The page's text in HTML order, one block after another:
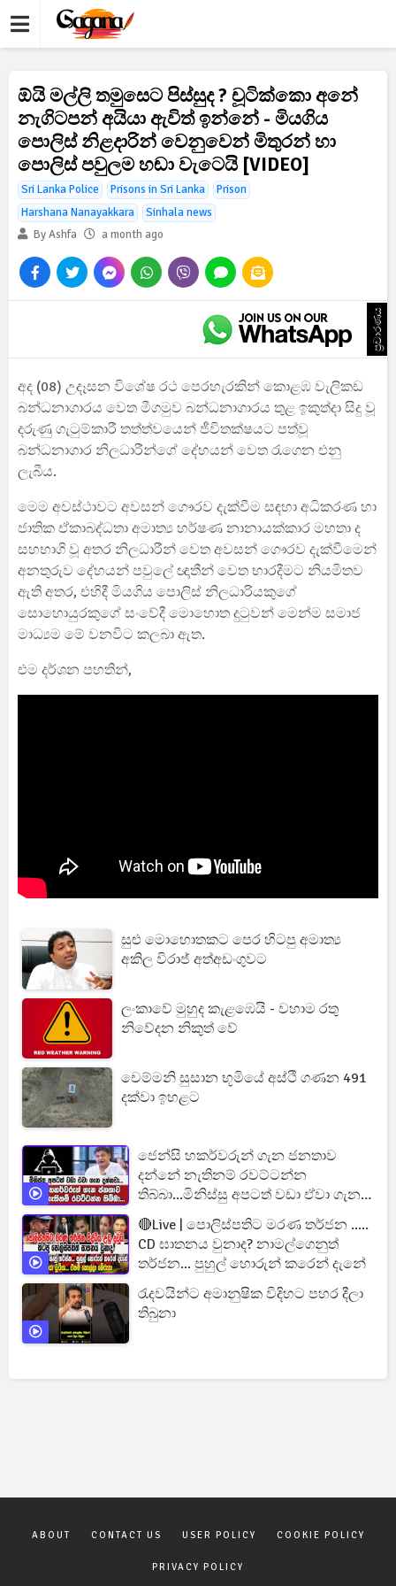
ඕයි මල්ලි තමුසෙට පිස්සුද ? චූටික්කො අනේ
නැගිටපන් අයියා ඇවිත් ඉන්නේ - මියගිය
පොලිස් නිළදාරින් වෙනුවෙන් මිතුරන් හා
පොලිස් පවුලම හඬා වැටෙයි [VIDEO]
Sri Lanka Police Prisons in Sri Lanka
Prison
Harshana Nanayakkara
Sinhala news
By Ashfa
a month ago
ප්‍රචාරණය
අද (08) උදෑසන විශේෂ රථ පෙරහැරකින් කොළඹ වැලිකඩ
බන්ධනාගාරය වෙත මීගමුව බන්ධනාගාරය තුළ ඉකුත්දා සිදු වූ
දරුණු ගැටුම්කාරී තත්ත්වයෙන් ජීවිතක්ෂයට පත්වූ
බන්ධනාගාර නිලධාරීන්ගේ දේහයන් වෙත රැගෙන එනු
ලැබීය.
මෙම අවස්ථාවට අවසන් ගෞරව දැක්වීම සඳහා අධිකරණ හා
ජාතික ඒකාබද්ධතා අමාත්‍ය හර්ෂණ නානායක්කාර මහතා ද
සහභාගි වූ අතර නිලධාරීන් වෙත අවසන් ගෞරව දැක්වීමෙන්
අනතුරුව දේහයන් පවුලේ ඥාතීන් වෙත භාරදීමට නියමිතව
ඇති අතර, එහිදී මියගිය පොලිස් නිලධාරියකුගේ
සොහොයුරකුගේ සංවේදී මොහොත දුටුවන් මෙන්ම සමාජ
මාධ්‍යම මේ වනවිට කලබා ඇත.
එම දර්ශන පහතින්,
සුළු මොහොතකට පෙර හිටපු අමාත්‍ය
අකිල විරාජ් අත්අඩංගුවට
ලංකාවේ මුහුද කැළඹෙයි - වහාම රතු
නිවේදන නිකුත් වේ
චෙම්මනි සුසාන භූමියේ අස්ථි ගණන 491
දක්වා ඉහළට
ජෙන්සි හකර්වරුන් ගැන ජනතාව
දන්නේ නැතිනම් රවට්ටන්න
තිබ්බා...මිනිස්සු අපටත් වඩා ඒවා ගැන
දන්නවා...
🔴Live | පොලිස්පතිට මරණ තර්ජන .....
CD ඝාතනය වුනාද? නාමල්ගෙනුත්
තර්ජන... පුහුල් හොරුන් කරෙන් දැනේ
රැදවයින්ට අමානුෂික විදිහට පහර දීලා
තිබුනා
ABOUT CONTACT US USER POLICY COOKIE POLICY
PRIVACY POLICY